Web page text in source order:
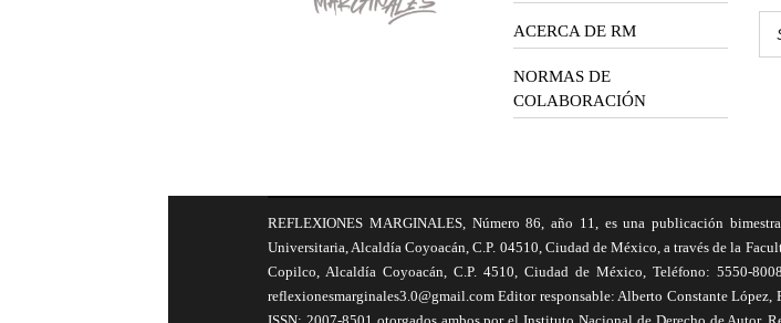
ACERCA DE RM
NORMAS DE
COLABORACIÓN
REFLEXIONES MARGINALES, Número 86, año 11, es una publicación
Universitaria, Alcaldía Coyoacán, C.P. 04510, Ciudad de México, a través de la
Copilco, Alcaldía Coyoacán, C.P. 4510, Ciudad de México, Teléfono: 5550-
reflexionesmarginales3.0@gmail.com Editor responsable: Alberto Constante